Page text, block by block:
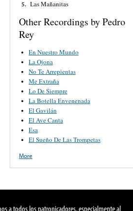
5. Las Mañanitas
Other Recordings by Pedro
Rey
En Nuestro Mundo
La Ojona
No Te Arrepientas
Me Extraña
Lo De Siempre
La Botella Envenenada
El Gavilán
El Ave Canta
Esa
El Sueño De Las Trompetas
More
a todos los patronicadores, especialmente al